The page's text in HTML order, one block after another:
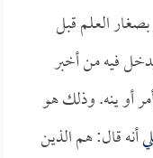
العلم قبل
فيه من أخبر
أو ينه. وذلك هو
أنه قال: هم الذين